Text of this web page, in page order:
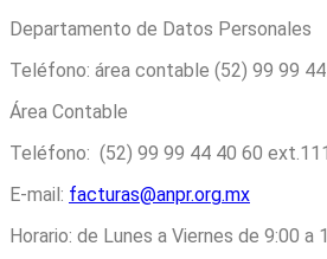
Departamento de Datos Personales
Teléfono: área contable (52) 99 99
Área Contable
Teléfono: (52) 99 99 44 40 60
E-mail: facturas@anpr.org.mx
Horario: de Lunes a Viernes de 9:00 a